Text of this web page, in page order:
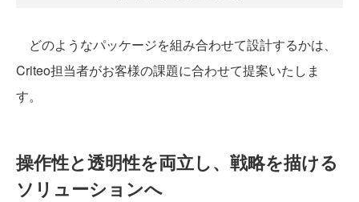
どのようなパッケージを組み合わせて設計するかは、
Criteo担当者がお客様の課題に合わせて提案いたしま
す。
操作性と透明性を両立し、戦略を描ける
ソリューションへ